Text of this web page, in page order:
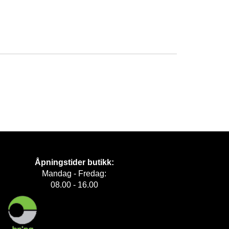
Åpningstider butikk:
Mandag - Fredag:
08.00 - 16.00